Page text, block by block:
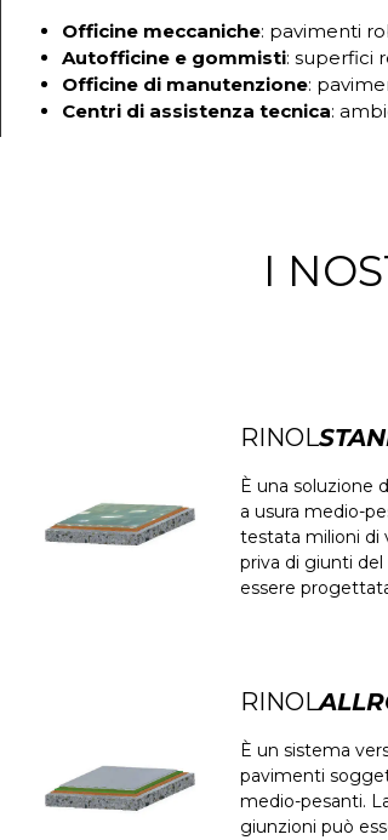
Officine meccaniche: pavimenti
Autofficine e gommisti: superfici
Officine di manutenzione:
Centri di assistenza tecnica:
I
RINOL
È una soluzione
a usura medio-
testata milioni di
priva di giunti
essere
RINOL
È un sistema
pavimenti
medio-pesanti.
giunzioni può